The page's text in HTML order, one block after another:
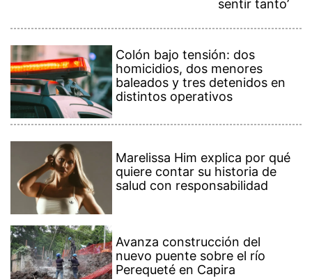
sentir tanto’
Colón bajo tensión: dos
homicidios, dos menores
baleados y tres detenidos en
distintos operativos
Marelissa Him explica por qué
quiere contar su historia de
salud con responsabilidad
Avanza construcción del
nuevo puente sobre el río
Perequeté en Capira